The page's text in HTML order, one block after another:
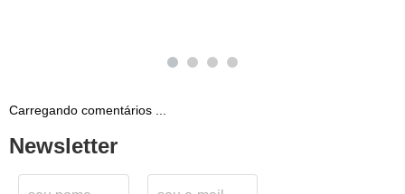
Carregando comentários ...
Newsletter